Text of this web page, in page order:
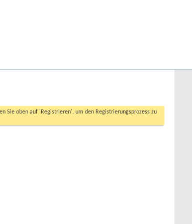
Sie oben auf 'Registrieren', um den Registrierungsprozess zu